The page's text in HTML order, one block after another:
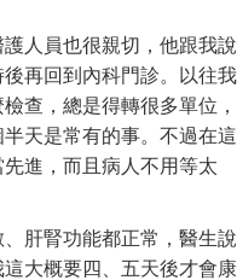
人員也很親切，他跟我說
再回到內科門診。以往我
查，總是得轉很多單位，
天是常有的事。不過在這
進，而且病人不用等太
肝腎功能都正常，醫生說
大概要四、五天後才會康